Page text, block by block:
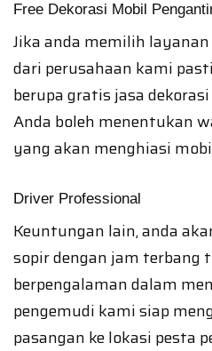
Free Dekorasi Mobil
Jika anda memilih
dari perusahaan kami
berupa gratis jasa
Anda boleh menentukan
yang akan menghiasi
Driver Professional
Keuntungan lain, anda
sopir dengan jam terbang
berpengalaman dalam
pengemudi kami siap
pasangan ke lokasi pesta